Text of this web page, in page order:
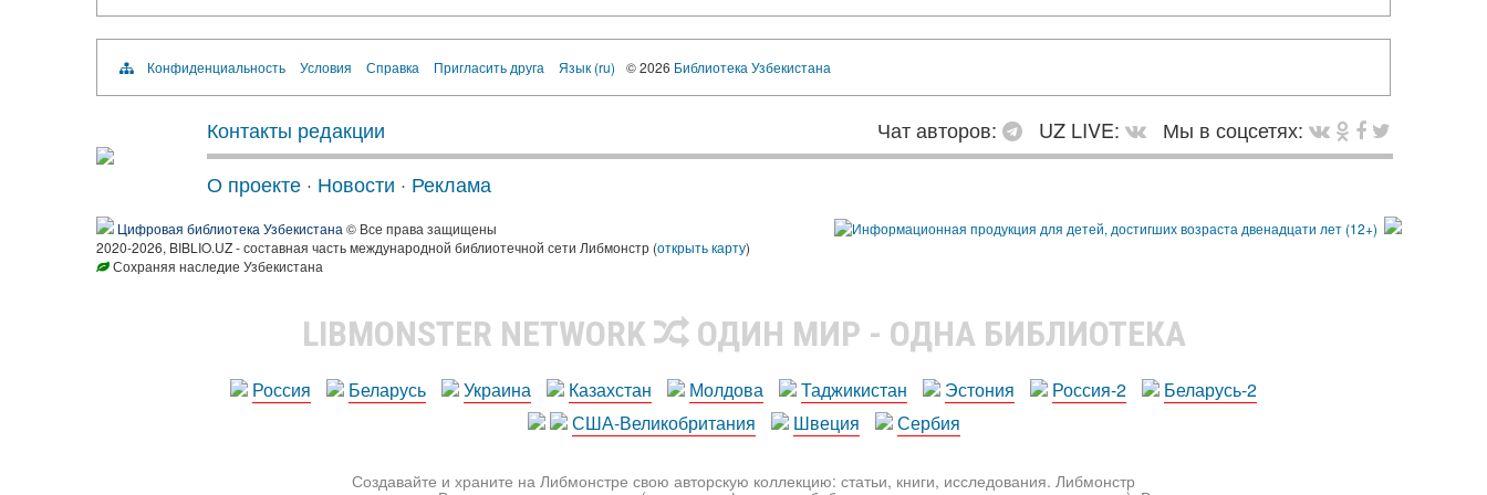
Конфиденциальность Условия Справка Пригласить друга Язык (ru) © 2026 Библиотека Узбекистана
Контакты редакции Чат авторов: UZ LIVE:
Мы в соцсетях:
О проекте · Новости · Реклама
Цифровая библиотека Узбекистана © Все права защищены
2020-2026, BIBLIO.UZ - составная часть международной библиотечной сети Либмонстр (открыть карту)
Сохраняя наследие Узбекистана
LIBMONSTER NETWORK ОДИН МИР - ОДНА БИБЛИОТЕКА
Россия Беларусь Украина Казахстан Молдова Таджикистан Эстония Россия-2
Беларусь-2
США-Великобритания
Швеция Сербия
Создавайте и храните на Либмонстре свою авторскую коллекцию: статьи, книги, исследования. Либмонстр